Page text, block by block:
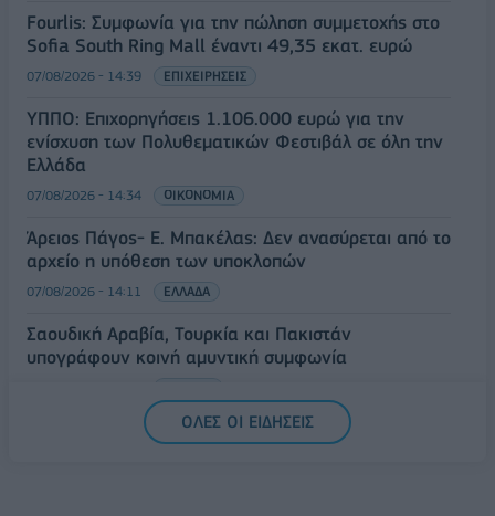
Fourlis: Συμφωνία για την πώληση συμμετοχής στο
Sofia South Ring Mall έναντι 49,35 εκατ. ευρώ
07/08/2026 - 14:39 ΕΠΙΧΕΙΡΗΣΕΙΣ
ΥΠΠΟ: Επιχορηγήσεις 1.106.000 ευρώ για την
ενίσχυση των Πολυθεματικών Φεστιβάλ σε όλη την
Ελλάδα
07/08/2026 - 14:34 ΟΙΚΟΝΟΜΙΑ
Άρειος Πάγος- Ε. Μπακέλας: Δεν ανασύρεται από το
αρχείο η υπόθεση των υποκλοπών
07/08/2026 - 14:11 ΕΛΛΑΔΑ
Σαουδική Αραβία, Τουρκία και Πακιστάν
υπογράφουν κοινή αμυντική συμφωνία
ΟΛΕΣ ΟΙ ΕΙΔΗΣΕΙΣ